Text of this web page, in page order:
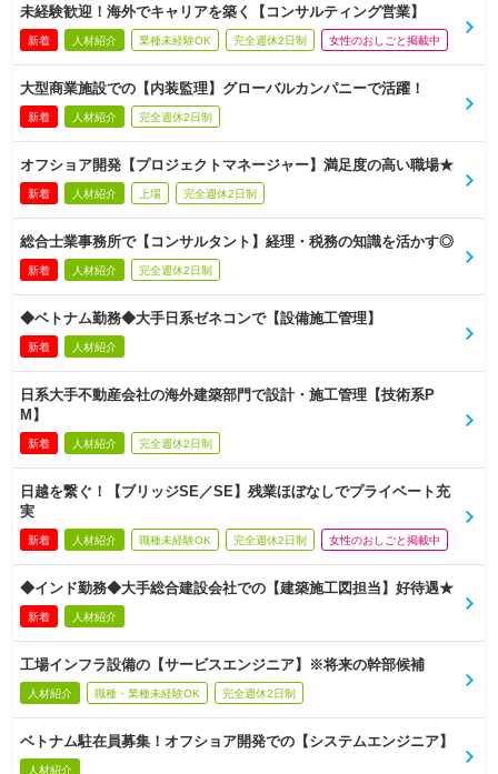
未経験歓迎！海外でキャリアを築く【コンサルティング営業】
新着 人材紹介 業種未経験OK 完全週休2日制 女性のおしごと掲載中
大型商業施設での【内装監理】グローバルカンパニーで活躍！
新着 人材紹介 完全週休2日制
オフショア開発【プロジェクトマネージャー】満足度の高い職場★
新着 人材紹介 上場 完全週休2日制
総合士業事務所で【コンサルタント】経理・税務の知識を活かす◎
新着 人材紹介 完全週休2日制
◆ベトナム勤務◆大手日系ゼネコンで【設備施工管理】
新着 人材紹介
日系大手不動産会社の海外建築部門で設計・施工管理【技術系P
M】
新着 人材紹介 完全週休2日制
日越を繋ぐ！【ブリッジSE／SE】残業ほぼなしでプライベート充
実
新着 人材紹介 職種未経験OK 完全週休2日制 女性のおしごと掲載中
◆インド勤務◆大手総合建設会社での【建築施工図担当】好待遇★
新着 人材紹介
工場インフラ設備の【サービスエンジニア】※将来の幹部候補
人材紹介 職種・業種未経験OK 完全週休2日制
ベトナム駐在員募集！オフショア開発での【システムエンジニア】
人材紹介